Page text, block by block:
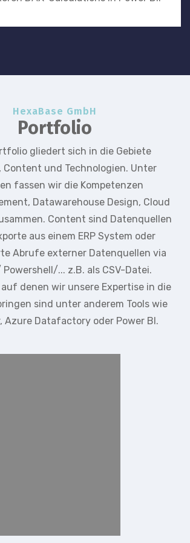
HexaBase GmbH
Portfolio
gliedert sich in die Gebiete
Content und Technologien. Unter
fassen wir die Kompetenzen
Datawarehouse Design, Cloud
Content sind Datenquellen
aus einem ERP System oder
Abrufe externer Datenquellen via
Powershell/... z.B. als CSV-Datei.
denen wir unsere Expertise in die
sind unter anderem Tools wie
Azure Datafactory oder Power BI.